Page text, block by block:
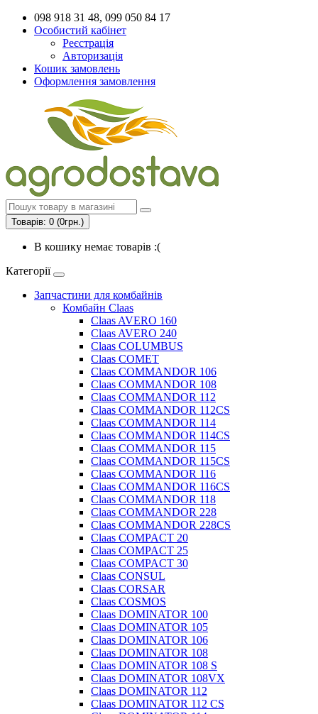
098 918 31 48, 099 050 84 17
Особистий кабінет
Реєстрація
Авторизація
Кошик замовлень
Оформлення замовлення
Товарів: 0 (0грн.)
В кошику немає товарів :(
Категорії
Запчастини для комбайнів
Комбайн Claas
Claas AVERO 160
Claas AVERO 240
Claas COLUMBUS
Claas COMET
Claas COMMANDOR 106
Claas COMMANDOR 108
Claas COMMANDOR 112
Claas COMMANDOR 112CS
Claas COMMANDOR 114
Claas COMMANDOR 114CS
Claas COMMANDOR 115
Claas COMMANDOR 115CS
Claas COMMANDOR 116
Claas COMMANDOR 116CS
Claas COMMANDOR 118
Claas COMMANDOR 228
Claas COMMANDOR 228CS
Claas COMPACT 20
Claas COMPACT 25
Claas COMPACT 30
Claas CONSUL
Claas CORSAR
Claas COSMOS
Claas DOMINATOR 100
Claas DOMINATOR 105
Claas DOMINATOR 106
Claas DOMINATOR 108
Claas DOMINATOR 108 S
Claas DOMINATOR 108VX
Claas DOMINATOR 112
Claas DOMINATOR 112 CS